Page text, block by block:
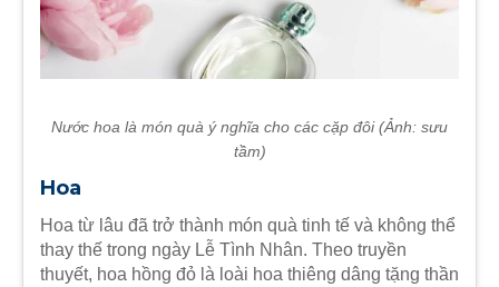
Nước hoa là món quà ý nghĩa cho các cặp đôi (Ảnh: sưu
tầm)
Hoa
Hoa từ lâu đã trở thành món quà tinh tế và không thể
thay thế trong ngày Lễ Tình Nhân. Theo truyền
thuyết, hoa hồng đỏ là loài hoa thiêng dâng tặng thần